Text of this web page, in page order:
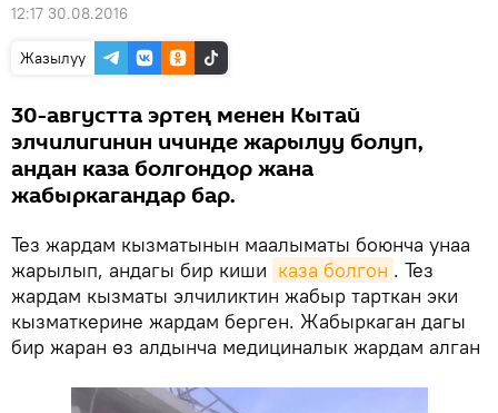
12:17 30.08.2016
Жазылуу
30-августта эртең менен Кытай
элчилигинин ичинде жарылуу болуп,
андан каза болгондор жана
жабыркагандар бар.
Тез жардам кызматынын маалыматы боюнча унаа
жарылып, андагы бир киши каза болгон . Тез
жардам кызматы элчиликтин жабыр тарткан эки
кызматкерине жардам берген. Жабыркаган дагы
бир жаран өз алдынча медициналык жардам алган